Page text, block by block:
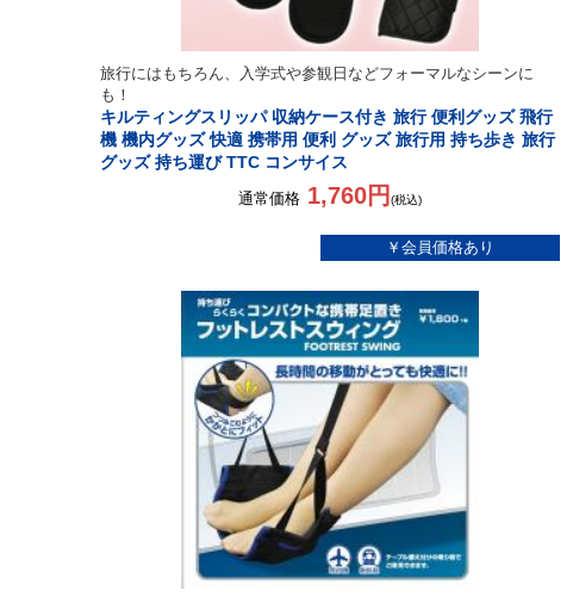
旅行にはもちろん、入学式や参観日などフォーマルなシーンに
も！
キルティングスリッパ 収納ケース付き 旅行 便利グッズ 飛行
機 機内グッズ 快適 携帯用 便利 グッズ 旅行用 持ち歩き 旅行
グッズ 持ち運び TTC コンサイス
通常価格 1,760円(税込)